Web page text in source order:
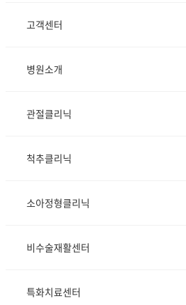
고객센터
병원소개
관절클리닉
척추클리닉
소아정형클리닉
비수술재활센터
특화치료센터